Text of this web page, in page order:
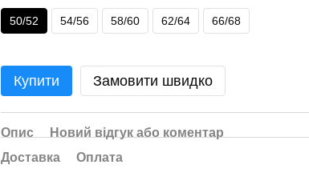
50/52 54/56 58/60 62/64 66/68
Купити Замовити швидко
Опис
Новий відгук або коментар
Доставка
Оплата